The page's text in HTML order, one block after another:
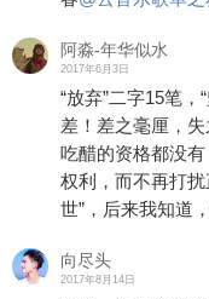
阿淼-年华似水
2017年6月3日
“放弃”二字15笔
差！差之毫厘，
吃醋的资格都没
权利，而不再打
世”，后来我知道
向尽头
2017年8月14日